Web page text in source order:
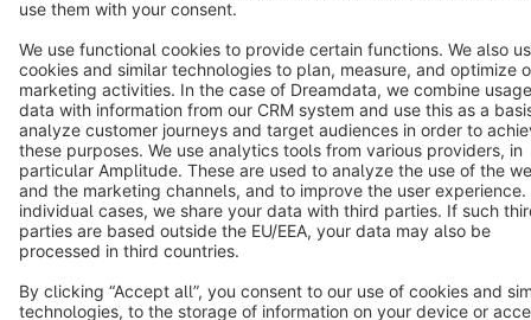
Terms & Conditions
Cookie settings
Copyright © shopware AG - All rights reserved
Notice: * All prices are quoted net of the statutory value-added tax